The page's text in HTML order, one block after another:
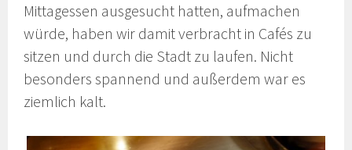
Mittagessen ausgesucht hatten, aufmachen
würde, haben wir damit verbracht in Cafés zu
sitzen und durch die Stadt zu laufen. Nicht
besonders spannend und außerdem war es
ziemlich kalt.